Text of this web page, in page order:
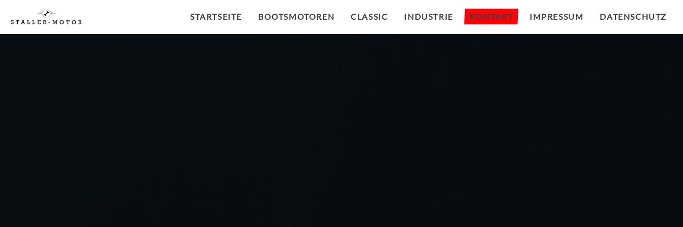
STARTSEITE BOOTSMOTOREN CLASSIC INDUSTRIE KONTAKT IMPRESSUM DATENSCHUTZ